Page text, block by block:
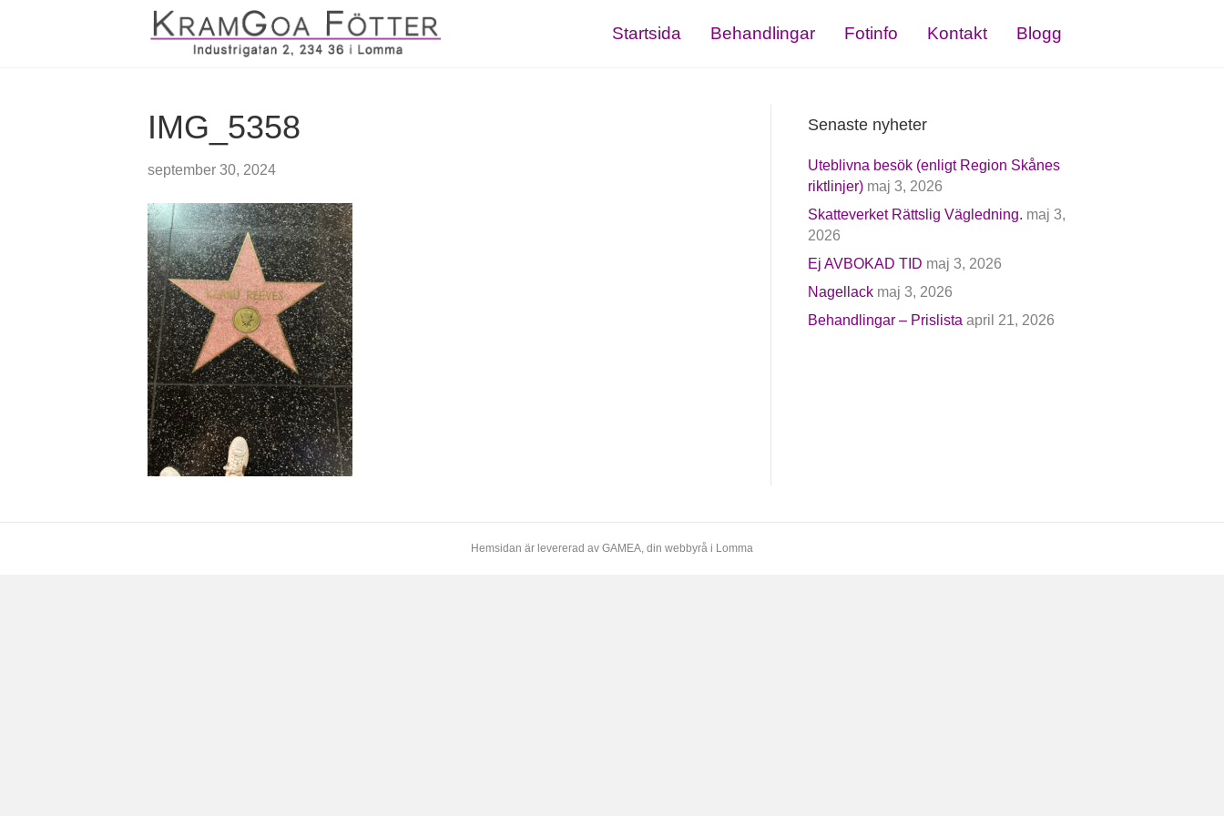
Startsida Behandlingar Fotinfo Kontakt Blogg
IMG_5358
september 30, 2024
Senaste nyheter
Uteblivna besök (enligt Region Skånes
riktlinjer) maj 3, 2026
Skatteverket Rättslig Vägledning. maj 3,
2026
Ej AVBOKAD TID maj 3, 2026
Nagellack maj 3, 2026
Behandlingar – Prislista april 21, 2026
Hemsidan är levererad av GAMEA, din webbyrå i Lomma